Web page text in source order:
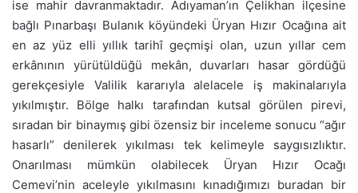
ise mahir davranmaktadır. Adıyaman’ın Çelikhan ilçesine
bağlı Pınarbaşı Bulanık köyündeki Üryan Hızır Ocağına ait
en az yüz elli yıllık tarihî geçmişi olan, uzun yıllar cem
erkânının yürütüldüğü mekân, duvarları hasar gördüğü
gerekçesiyle Valilik kararıyla alelacele iş makinalarıyla
yıkılmıştır. Bölge halkı tarafından kutsal görülen pirevi,
sıradan bir binaymış gibi özensiz bir inceleme sonucu “ağır
hasarlı” denilerek yıkılması tek kelimeyle saygısızlıktır.
Onarılması mümkün olabilecek Üryan Hızır Ocağı
Cemevi’nin aceleyle yıkılmasını kınadığımızı buradan bir